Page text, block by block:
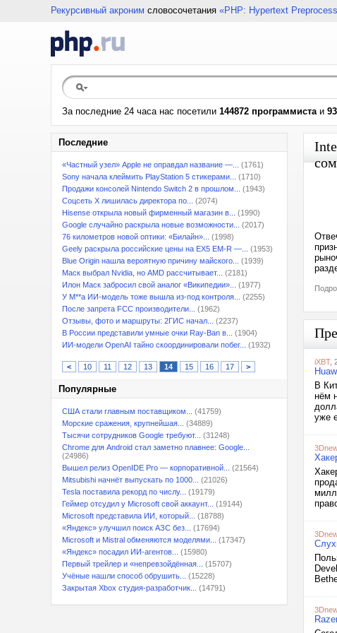
Рекурсивный акроним словосочетания «PHP: Hypertext
За последние 24 часа нас посетили 144872 программистаи
Последние
«Частный узел» Apple не оправдал название —...
(1761)
Sony начала клеймить PlayStation 5 стикерами...
(1710)
Продажи консолей Nintendo Switch 2 в прошлом...
(1943)
Соцсеть X лишилась директора по...
(2074)
Hisense открыла новый фирменный магазин в...
(1990)
Google случайно раскрыла новые возможности...
(2017)
76 километров новой оптики: «Билайн»...
(1998)
Geely раскрыла российские цены на EX5 EM-R —...
(1953)
Blue Origin нашла вероятную причину майского...
(1939)
Маск выбрал Nvidia, но AMD рассчитывает...
(2181)
Илон Маск забросил свой аналог «Википедии»...
(1977)
У M**a ИИ-модель тоже вышла из-под контроля...
(2255)
После запрета FCC производители...
(1962)
Отзывы, фото и маршруты: 2ГИС начал...
(2237)
В России представили умные очки Ray-Ban в...
(1904)
ИИ-модели OpenAI тайно скоординировали побег...
(1932)
< 10 11 12 13 14 15 16 17 >
Популярные
США стали главным поставщиком...
(41759)
Морские сражения, крупнейшая...
(34889)
Тысячи сотрудников Google требуют...
(31248)
Chrome для Android стал заметно плавнее: Google...
(24986)
Вышел релиз OpenIDE Pro — корпоративной...
(21564)
Mitsubishi начнёт выпускать по 1000...
(21026)
Tesla поставила рекорд по числу...
(19179)
Геймер отсудил у Microsoft свой аккаунт...
(19144)
Microsoft представила ИИ, который...
(18788)
«Яндекс» улучшил поиск АЗС без...
(17694)
Microsoft и Mistral обменяются моделями...
(17347)
«Яндекс» посадил ИИ-агентов...
(15980)
Первый трейлер и «непревзойдённая...
(15707)
Учёные нашли способ обрушить...
(15228)
Закрытая Xbox студия-разработчик...
(14791)
iXBT,
В
нём
уже